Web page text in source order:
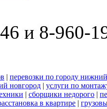
и 8-960-
| перевозки по городу
новгород | услуги по
| сборщики недорого |
в квартире |